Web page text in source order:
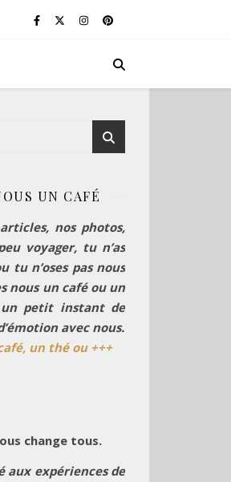
UN CAFÉ
nos photos,
voyager, tu n’as
tu n’oses pas nous
nous un café ou un
un petit instant de
avec nous.
un thé ou +++
change tous.
aux expériences de